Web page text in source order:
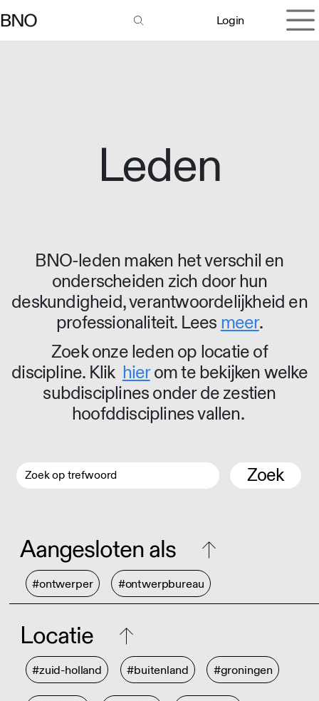
Login
Leden
BNO-leden maken het verschil en
onderscheiden zich door hun
deskundigheid, verantwoordelijkheid en
professionaliteit. Lees meer.
Zoek onze leden op locatie of
discipline. Klik hierom te bekijken welke
subdisciplines onder de zestien
hoofddisciplines vallen.
Zoek
Aangesloten als
#ontwerper #ontwerpbureau
Locatie
#zuid-holland #buitenland #groningen